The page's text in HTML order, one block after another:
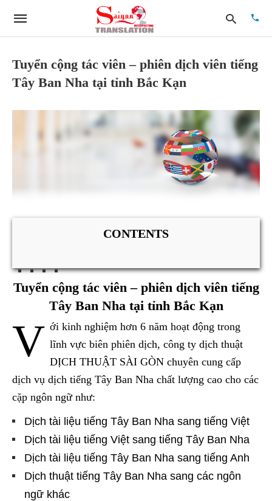
query
and
hit
enter:
Tuyển cộng tác viên – phiên dịch viên tiếng
Tây Ban Nha tại tỉnh Bắc Kạn
CONTENTS
Tuyển cộng tác viên – phiên dịch viên tiếng
Tây Ban Nha tại tỉnh Bắc Kạn
V ới kinh nghiệm hơn 6 năm hoạt động trong
lĩnh vực biên phiên dịch, công ty dịch thuật
DỊCH THUẬT SÀI GÒN chuyên cung cấp
dịch vụ dịch tiếng Tây Ban Nha chất lượng cao cho các
cặp ngôn ngữ như:
Dịch tài liệu tiếng Tây Ban Nha sang tiếng Việt
Dịch tài liệu tiếng Việt sang tiếng Tây Ban Nha
Dịch tài liệu tiếng Tây Ban Nha sang tiếng Anh
Dịch thuật tiếng Tây Ban Nha sang các ngôn
ngữ khác